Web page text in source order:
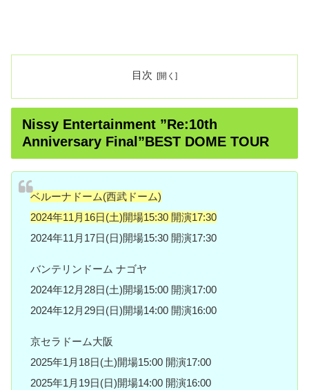
目次
Nissy Entertainment ”Re:10th
Anniversary Final”BEST DOME TOUR
ベルーナドーム(西武ドーム)
2024年11月16日(土)開場15:30 開演17:30
2024年11月17日(日)開場15:30 開演17:30
バンテリンドーム ナゴヤ
2024年12月28日(土)開場15:00 開演17:00
2024年12月29日(日)開場14:00 開演16:00
京セラドーム大阪
2025年1月18日(土)開場15:00 開演17:00
2025年1月19日(日)開場14:00 開演16:00